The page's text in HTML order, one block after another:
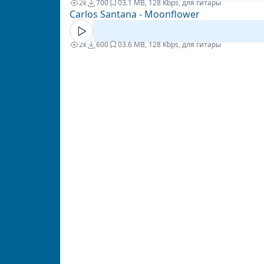
2к 700 03.1 MB, 128 Kbps, для гитары
Carlos Santana - Moonflower
2к 600 03.6 MB, 128 Kbps, для гитары